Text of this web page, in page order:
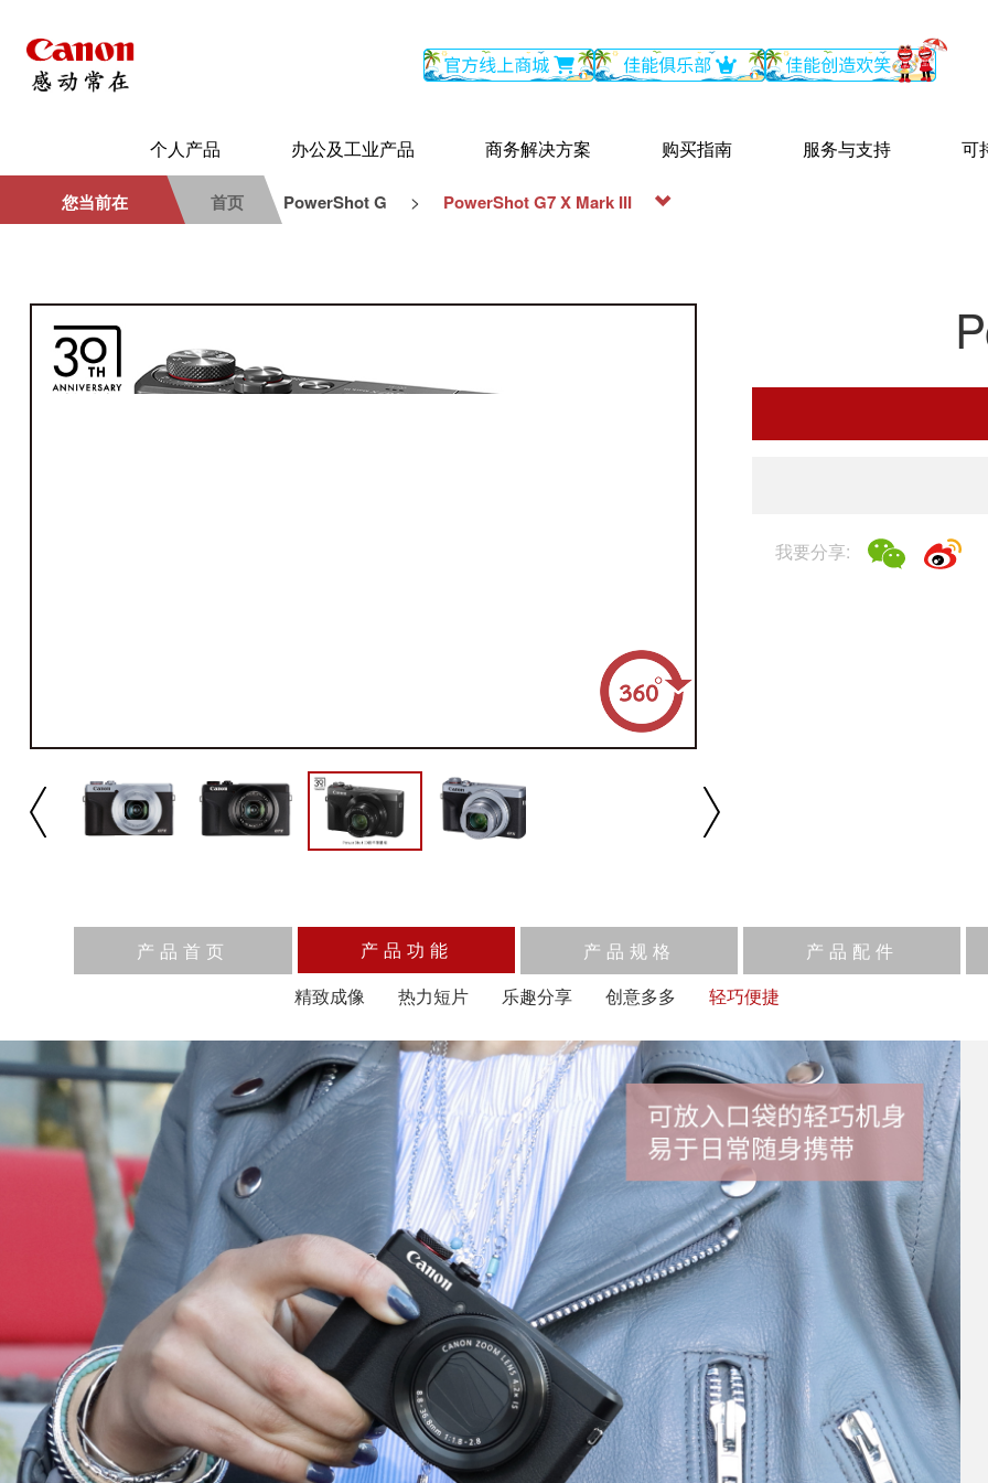
个人产品 办公及工业产品 商务解决方案 购买指南 服务与支持 可
您当前在 首页 PowerShot G > PowerShot G7 X Mark III
播放/暂停 速度 反向 缩放
我要分享:
产品首页 产品功能 产品规格
产品配件
精致成像
热力短片 乐趣分享 创意多多 轻巧便捷